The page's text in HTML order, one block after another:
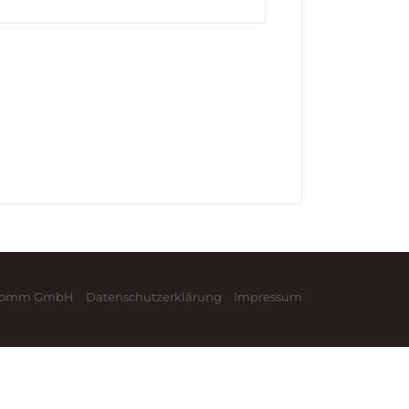
GmbH Datenschutzerklärung Impressum